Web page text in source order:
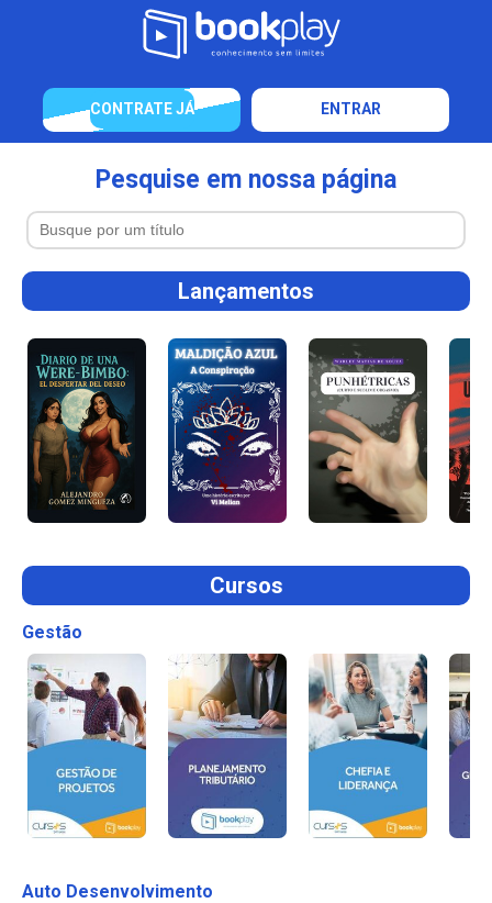
CONTRATE JÁ ENTRAR
Pesquise em nossa página
Lançamentos
Cursos
Gestão
Auto Desenvolvimento